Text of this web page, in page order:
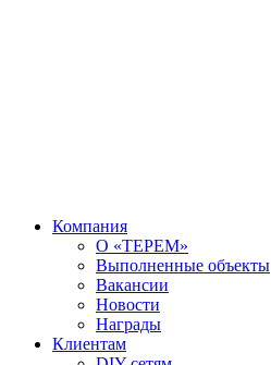
Компания
О «ТЕРЕМ»
Выполненные объекты
Вакансии
Новости
Награды
Клиентам